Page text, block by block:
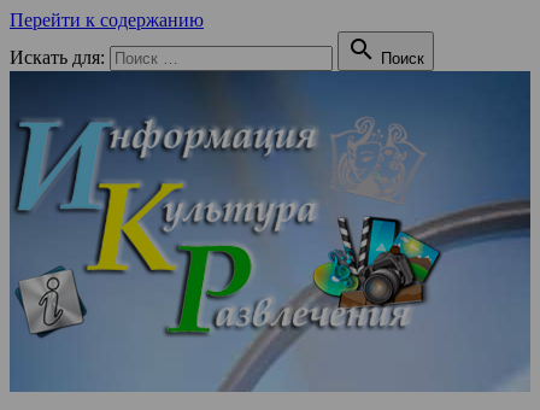
Перейти к содержанию
Искать для:
 Поиск